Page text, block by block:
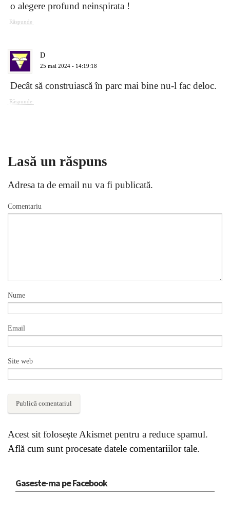
o alegere profund neinspirata !
Răspunde
D
25 mai 2024 - 14:19:18
Decât să construiască în parc mai bine nu-l fac deloc.
Răspunde
Lasă un răspuns
Adresa ta de email nu va fi publicată.
Comentariu
Nume
Email
Site web
Acest sit folosește Akismet pentru a reduce spamul.
Află cum sunt procesate datele comentariilor tale.
Gaseste-ma pe Facebook